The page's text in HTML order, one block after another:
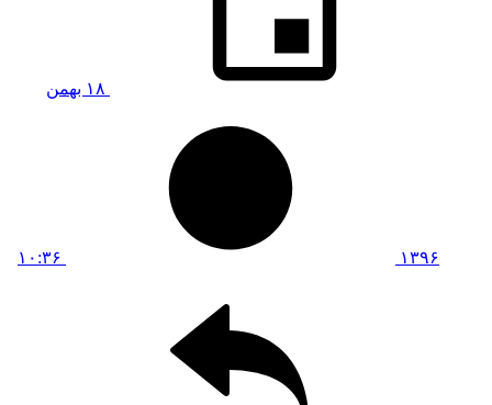
۱۸ بهمن
۱۳۹۶ ۱۰:۳۶